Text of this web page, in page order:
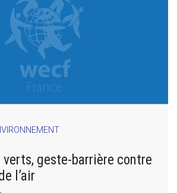
verts, geste-barrière contre
l’air